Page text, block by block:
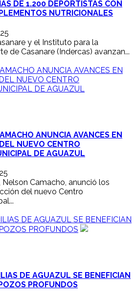
DE 1.200 DEPORTISTAS CON
NUTRICIONALES
y el Instituto para la
de Casanare (Indercas) avanzan...
ANUNCIA AVANCES EN
NUEVO CENTRO
DE AGUAZUL
ANUNCIA AVANCES EN
NUEVO CENTRO
DE AGUAZUL
Camacho, anunció los
del nuevo Centro
DE AGUAZUL SE BENEFICIAN
PROFUNDOS
DE AGUAZUL SE BENEFICIAN
PROFUNDOS